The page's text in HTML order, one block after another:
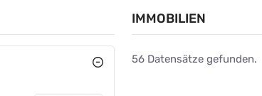
IMMOBILIEN
56 Datensätze gefunden.